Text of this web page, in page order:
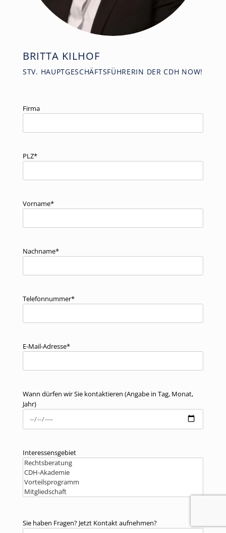
BRITTA KILHOF
STV. HAUPTGESCHÄFTSFÜHRERIN DER CDH NOW!
Firma
PLZ*
Vorname*
Nachname*
Telefonnummer*
E-Mail-Adresse*
Wann dürfen wir Sie kontaktieren (Angabe in Tag, Monat,
Jahr)
Interessensgebiet
Sie haben Fragen? Jetzt Kontakt aufnehmen?